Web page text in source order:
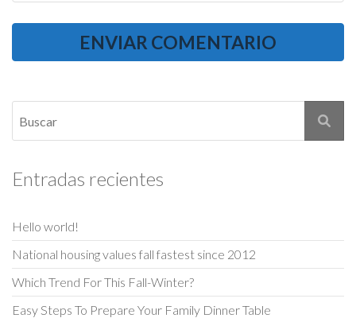
Entradas recientes
Hello world!
National housing values fall fastest since 2012
Which Trend For This Fall-Winter?
Easy Steps To Prepare Your Family Dinner Table